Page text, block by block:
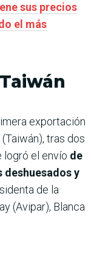
sus precios
el más
exportación
tras dos
logró el envío de
deshuesados y
de la
(Avipar), Blanca